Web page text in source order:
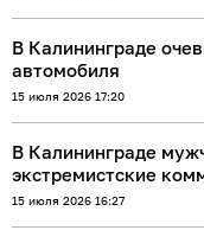
В Калининграде
автомобиля
15 июля 2026 17:20
В Калининграде
экстремистские
15 июля 2026 16:27